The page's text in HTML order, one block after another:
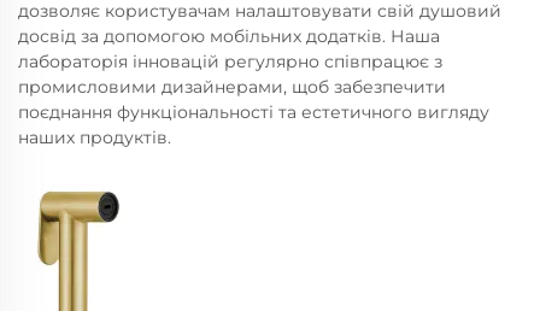
дозволяє користувачам налаштовувати свій душовий
досвід за допомогою мобільних додатків. Наша
лабораторія інновацій регулярно співпрацює з
промисловими дизайнерами, щоб забезпечити
поєднання функціональності та естетичного вигляду
наших продуктів.